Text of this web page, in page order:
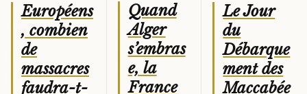
Européens
, combien
de
massacres
faudra-t-
Quand
Alger
s’embras
e, la
France
Le Jour
du
Débarque
ment des
Maccabée